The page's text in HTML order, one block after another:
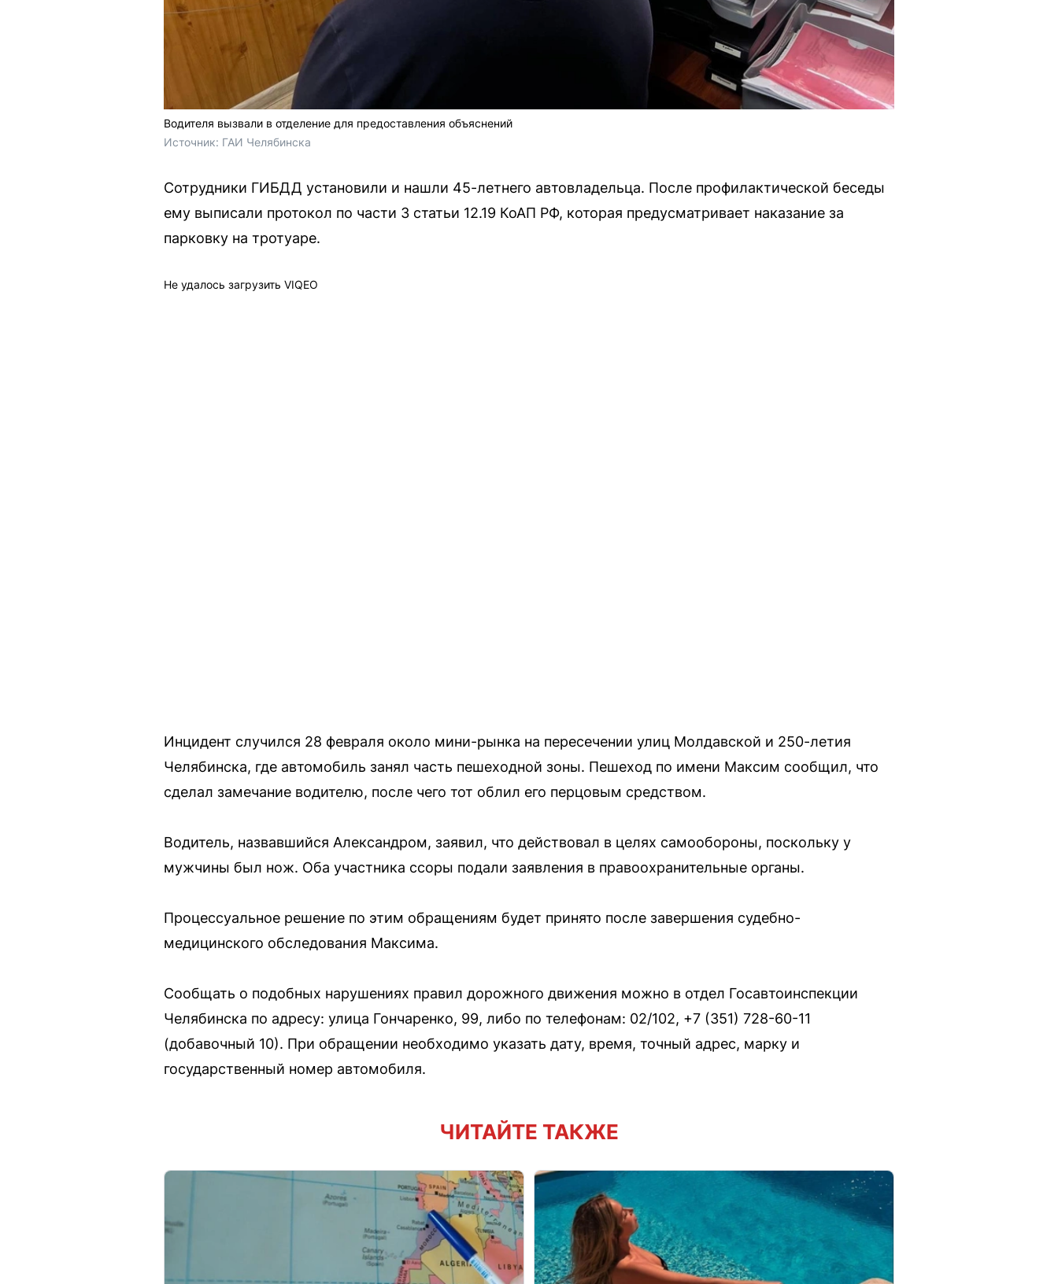
Водителя вызвали в отделение для предоставления объяснений
Источник: ГАИ Челябинска
Сотрудники ГИБДД установили и нашли 45-летнего автовладельца. После профилактической беседы
ему выписали протокол по части 3 статьи 12.19 КоАП РФ, которая предусматривает наказание за
парковку на тротуаре.
Не удалось загрузить VIQEO
Инцидент случился 28 февраля около мини-рынка на пересечении улиц Молдавской и 250-летия
Челябинска, где автомобиль занял часть пешеходной зоны. Пешеход по имени Максим сообщил, что
сделал замечание водителю, после чего тот облил его перцовым средством.
Водитель, назвавшийся Александром, заявил, что действовал в целях самообороны, поскольку у
мужчины был нож. Оба участника ссоры подали заявления в правоохранительные органы.
Процессуальное решение по этим обращениям будет принято после завершения судебно-
медицинского обследования Максима.
Сообщать о подобных нарушениях правил дорожного движения можно в отдел Госавтоинспекции
Челябинска по адресу: улица Гончаренко, 99, либо по телефонам: 02/102, +7 (351) 728-60-11
(добавочный 10). При обращении необходимо указать дату, время, точный адрес, марку и
государственный номер автомобиля.
ЧИТАЙТЕ ТАКЖЕ